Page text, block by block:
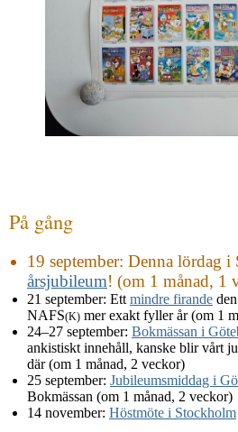
På gång
19 september: Denna lördag
årsjubileum! (om 1 månad, 1
21 september: Ett mindre firande
NAFS(K) mer exakt fyller år (om 1
24–27 september: Bokmässan i
ankistiskt innehåll, kanske blir vårt
där (om 1 månad, 2 veckor)
25 september: Jubileumsmiddag i
Bokmässan (om 1 månad, 2 veckor)
14 november: Höstmöte i Stockholm